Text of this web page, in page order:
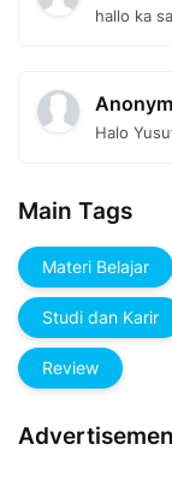
hallo ka
Halo
Main Tags
Materi Belajar
Studi dan Karir
Review